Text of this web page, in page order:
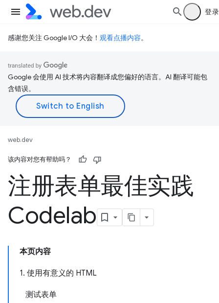
登录
感谢您关注 Google I/O 大会！ 观看点播内容。
Google 会使用 AI 技术将内容翻译成您偏好的语言。AI 翻译可能包
含错误。
web.dev
该内容对您有帮助吗？
注册表单最佳实践
Codelab
本页内容
1. 使用有意义的 HTML
测试表单